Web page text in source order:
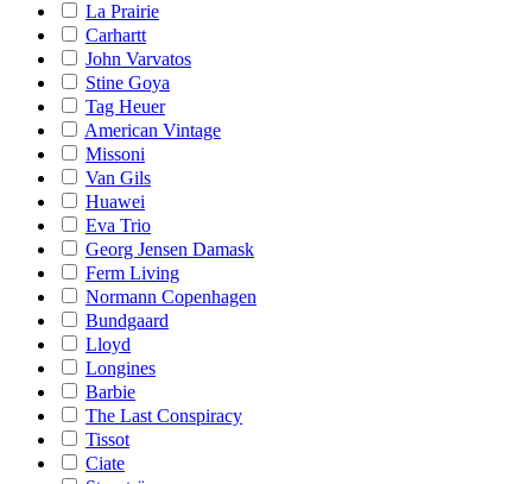
La Prairie
Carhartt
John Varvatos
Stine Goya
Tag Heuer
American Vintage
Missoni
Van Gils
Huawei
Eva Trio
Georg Jensen Damask
Ferm Living
Normann Copenhagen
Bundgaard
Lloyd
Longines
Barbie
The Last Conspiracy
Tissot
Ciate